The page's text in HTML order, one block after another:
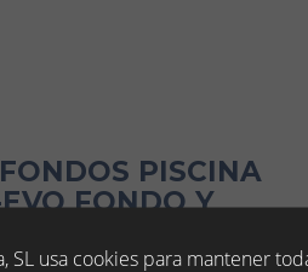
PISCINA
FONDO Y
SL usa cookies para mantener